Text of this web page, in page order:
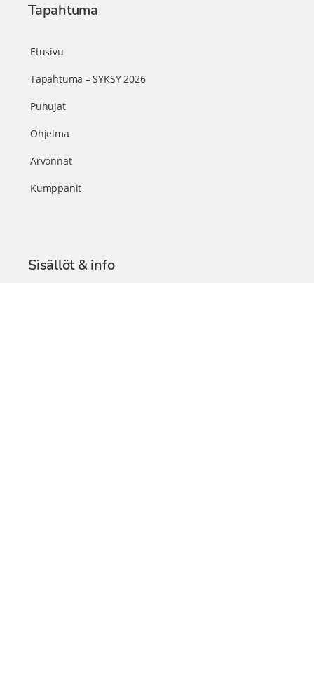
Tapahtuma
Etusivu
Tapahtuma – SYKSY 2026
Puhujat
Ohjelma
Arvonnat
Kumppanit
Sisällöt & info